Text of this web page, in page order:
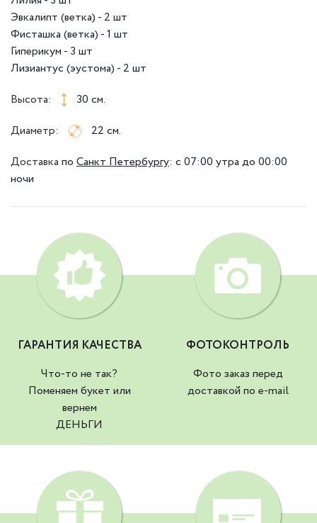
Эвкалипт (ветка) - 2 шт
Фисташка (ветка) - 1 шт
Гиперикум - 3 шт
Лизиантус (эустома) - 2 шт
Высота:
30 см.
Диаметр:
22 см.
Доставка по Санкт Петербургу: с 07:00 утра до 00:00
ночи
ГАРАНТИЯ КАЧЕСТВА
Что-то не так?
Поменяем букет или
вернем
ДЕНЬГИ
ФОТОКОНТРОЛЬ
Фото заказ перед
доставкой по e-mail